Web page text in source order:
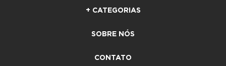
+ CATEGORIAS
SOBRE NÓS
CONTATO